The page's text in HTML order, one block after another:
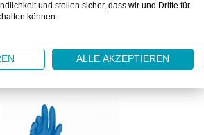
auch
und stellen sicher, dass wir und Dritte für
können.
ALLE AKZEPTIEREN